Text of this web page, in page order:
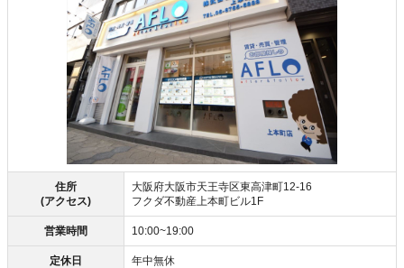
住所
(アクセス)
大阪府大阪市天王寺区東高津町12-16
フクダ不動産上本町ビル1F
営業時間 10:00~19:00
定休日 年中無休